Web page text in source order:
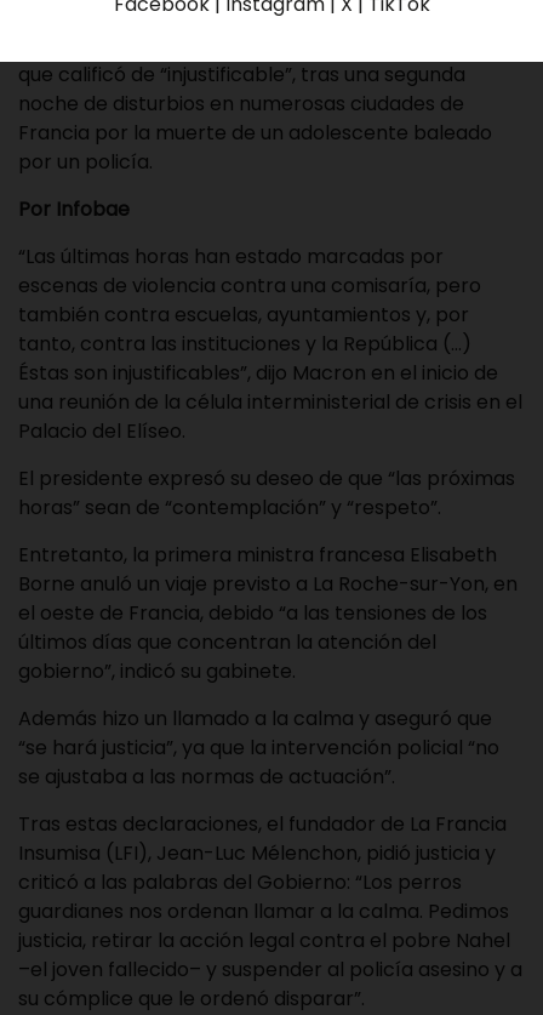
El presidente francés, Emmanuel Macron, condenó
que calificó de “injustificable”, tras una segunda
noche de disturbios en numerosas ciudades de
Francia por la muerte de un adolescente baleado
por un policía.
Por Infobae
“Las últimas horas han estado marcadas por
escenas de violencia contra una comisaría, pero
también contra escuelas, ayuntamientos y, por
tanto, contra las instituciones y la República (…)
Éstas son injustificables”, dijo Macron en el inicio de
una reunión de la célula interministerial de crisis en el
Palacio del Elíseo.
El presidente expresó su deseo de que “las próximas
horas” sean de “contemplación” y “respeto”.
Entretanto, la primera ministra francesa Elisabeth
Borne anuló un viaje previsto a La Roche-sur-Yon, en
el oeste de Francia, debido “a las tensiones de los
últimos días que concentran la atención del
gobierno”, indicó su gabinete.
Además hizo un llamado a la calma y aseguró que
“se hará justicia”, ya que la intervención policial “no
se ajustaba a las normas de actuación”.
Tras estas declaraciones, el fundador de La Francia
Insumisa (LFI), Jean-Luc Mélenchon, pidió justicia y
criticó a las palabras del Gobierno: “Los perros
guardianes nos ordenan llamar a la calma. Pedimos
justicia, retirar la acción legal contra el pobre Nahel
–el joven fallecido– y suspender al policía asesino y a
su cómplice que le ordenó disparar”.